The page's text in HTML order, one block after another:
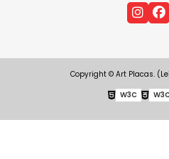
Copyright © Art Placas.
W3C